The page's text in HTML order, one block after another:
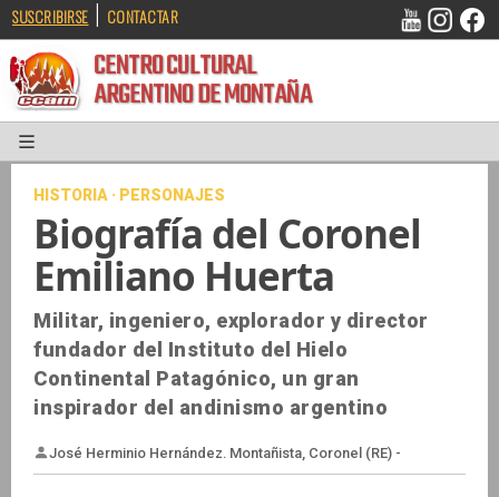
SUSCRIBIRSE | CONTACTAR
CENTRO CULTURAL
ARGENTINO DE MONTAÑA
HISTORIA · PERSONAJES
Biografía del Coronel
Emiliano Huerta
Militar, ingeniero, explorador y director
fundador del Instituto del Hielo
Continental Patagónico, un gran
inspirador del andinismo argentino